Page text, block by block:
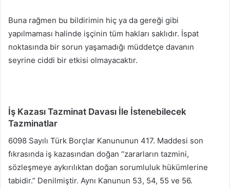
Buna rağmen bu bildirimin hiç ya da gereği gibi
yapılmaması halinde işçinin tüm hakları saklıdır. İspat
noktasında bir sorun yaşamadığı müddetçe davanın
seyrine ciddi bir etkisi olmayacaktır.
İş Kazası Tazminat Davası İle İstenebilecek
Tazminatlar
6098 Sayılı Türk Borçlar Kanununun 417. Maddesi son
fıkrasında iş kazasından doğan “zararların tazmini,
sözleşmeye aykırılıktan doğan sorumluluk hükümlerine
tabidir.” Denilmiştir. Aynı Kanunun 53, 54, 55 ve 56.